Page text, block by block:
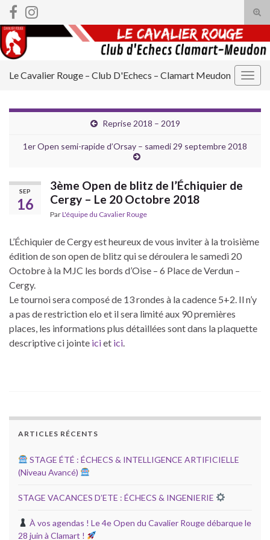
Search for:
Le Cavalier Rouge – Club D'Echecs – Clamart Meudon
Reprise 2018 – 2019
1er Open semi-rapide d’Orsay – samedi 29 septembre 2018
SEP
16
3ème Open de blitz de l’Échiquier de
Cergy – Le 20 Octobre 2018
ParL'équipe du Cavalier Rouge
L’Échiquier de Cergy est heureux de vous inviter à la troisième
édition de son open de blitzqui se déroulera le samedi 20
Octobre à la MJC les bords d’Oise – 6 Place de Verdun –
Cergy.
Le tournoi sera composé de 13 rondes à la cadence 5+2. Il n’y
a pas de restriction elo et il sera limité aux 90 premières
places, les informations plus détaillées sont dans la plaquette
descriptive ci jointe iciet ici.
ARTICLES RÉCENTS
STAGE ÉTÉ : ÉCHECS & INTELLIGENCE ARTIFICIELLE
(Niveau Avancé)
STAGE VACANCES D’ETE : ÉCHECS & INGENIERIE
À vos agendas ! Le 4e Open du Cavalier Rouge débarque le
28 juin à Clamart !